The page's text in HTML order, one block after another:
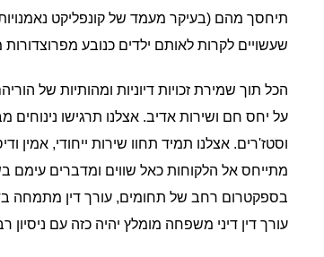
תיחסך מהם (בעיקר מעמד של קונפליקט נאמנויות),
שעשויים לקרות לאותם ילדים כנובע
הכל תוך שמירת זכויות דיוניות ומהותיות של
על יחס חם ושירות אדיב. אצלנו תרגישו
וסטז'רים. אצלנו תמיד תחוו שירות ייחודי, אמין
מתייחס אל הלקוחות כאל שווים ומדברים עימם
בספקטרום רחב של תחומים, עורך דין מתמחה
עורך דין דיני משפחה מומלץ יהיה כזה עם ניסיון